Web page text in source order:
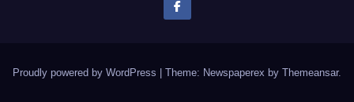
Proudly powered by WordPress Theme: Newspaperex by Themeansar.